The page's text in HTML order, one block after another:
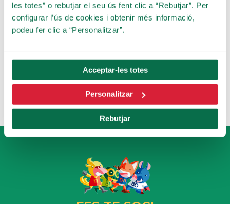
les totes” o rebutjar el seu ús fent clic a “Rebutjar”. Per
configurar l’ús de cookies i obtenir més informació,
podeu fer clic a “Personalitzar”.
Acceptar-les totes
Personalitzar
Rebutjar
El Cuerpo en Llamas(2023)